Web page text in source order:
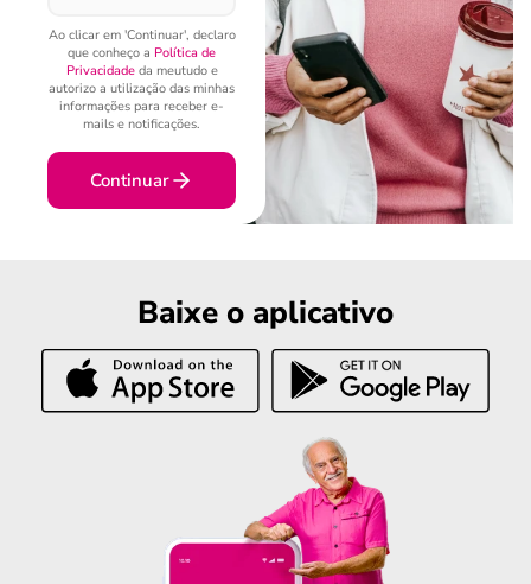
Ao clicar em 'Continuar', declaro
que conheço a Política de
Privacidadeda meutudo e
autorizo a utilização das minhas
informações para receber e-
mails e notificações.
Continuar
Baixe o aplicativo